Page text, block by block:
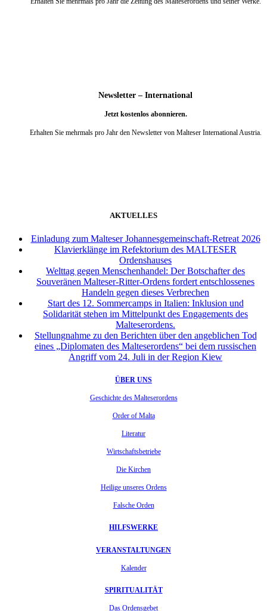
Newsletter – International
Jetzt kostenlos abonnieren.
Erhalten Sie mehrmals pro Jahr den Newsletter von Malteser International Austria.
AKTUELLES
Einladung zum Malteser Johannesgemeinschaft-Retreat 2026
Klavierklänge im Refektorium des MALTESER
Ordenshauses
Welttag gegen Menschenhandel: Der Botschafter des
Souveränen Malteser-Ritter-Ordens fordert entschlossenes
Handeln gegen dieses Verbrechen
Start des 12. Sommercamps in Italien: Inklusion und
Solidarität stehen im Mittelpunkt des Engagements des
Malteserordens.
Stellungnahme zu den Berichten über den angeblichen Tod
eines „Diplomaten des Malteserordens“ bei dem russischen
Angriff vom 24. Juli in der Region Kiew
ÜBER UNS
Geschichte des Malteserordens
Order of Malta
Literatur
Wirtschaftsbetriebe
Die Kirchen
Heilige unseres Ordens
Falsche Orden
HILFSWERKE
VERANSTALTUNGEN
Kalender
SPIRITUALITÄT
Das Ordensgebet